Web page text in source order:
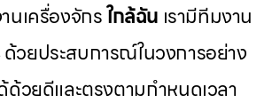
นเครื่องจักรใกล้ฉัน เรามีทีมงาน
ด้วยประสบการณ์ในวงการอย่าง
ด้วยดีและตรงตามกำหนดเวลา